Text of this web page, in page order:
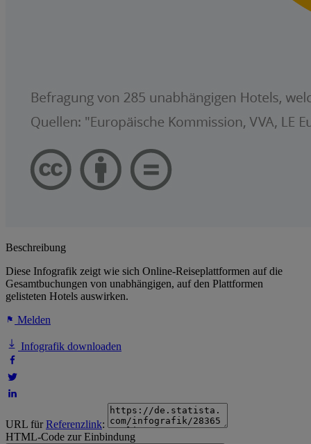
Beschreibung
Diese Infografik zeigt wie sich Online-Reiseplattformen auf die
Gesamtbuchungen von unabhängigen, auf den Plattformen
gelisteten Hotels auswirken.
Melden
Infografik downloaden
URL fürReferenzlink:
HTML-Code zur Einbindung